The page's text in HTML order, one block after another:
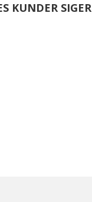
KUNDER SIGER